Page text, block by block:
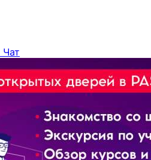
Чат